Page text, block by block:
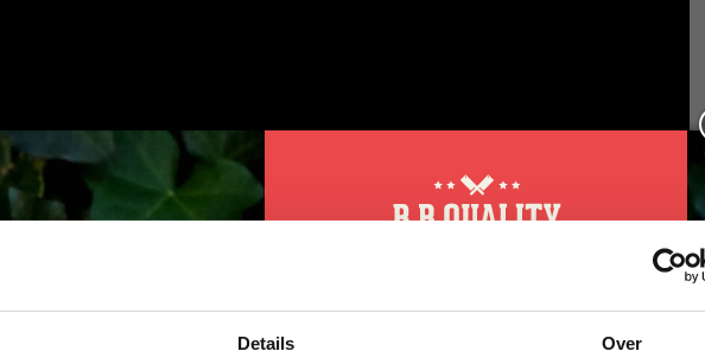
Details Over
van het vlees
10% korting op je